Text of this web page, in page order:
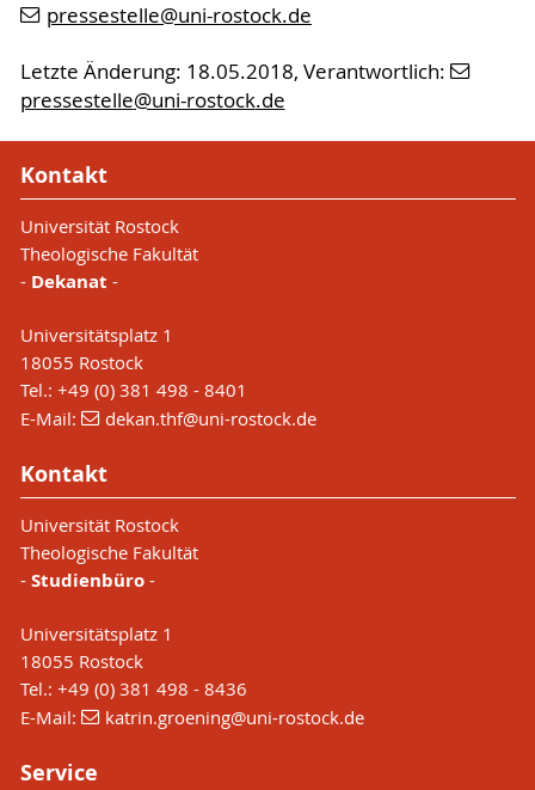
pressestelle@uni-rostock.de
Letzte Änderung: 18.05.2018, Verantwortlich:
pressestelle@uni-rostock.de
Kontakt
Universität Rostock
Theologische Fakultät
- Dekanat -
Universitätsplatz 1
18055 Rostock
Tel.: +49 (0) 381 498 - 8401
E-Mail:
dekan.thf@uni-rostock.de
Kontakt
Universität Rostock
Theologische Fakultät
- Studienbüro -
Universitätsplatz 1
18055 Rostock
Tel.: +49 (0) 381 498 - 8436
E-Mail:
katrin.groening@uni-rostock.de
Service